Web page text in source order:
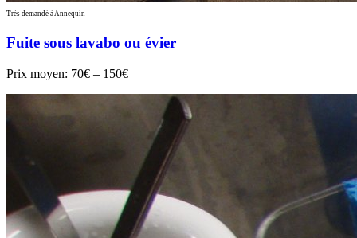
Très demandé à Annequin
Fuite sous lavabo ou évier
Prix moyen: 70€ – 150€